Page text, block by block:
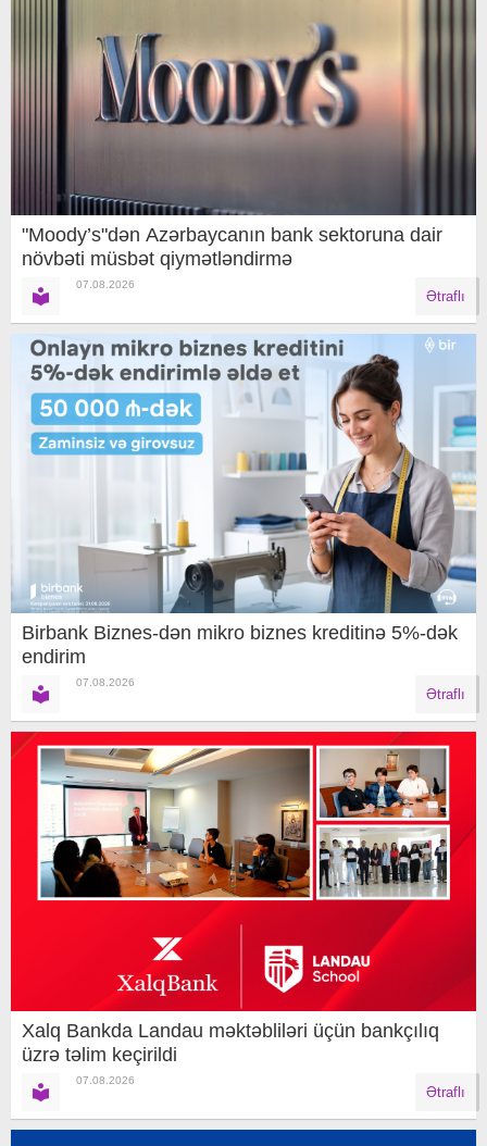
"Moody’s"dən Azərbaycanın bank sektoruna dair
növbəti müsbət qiymətləndirmə
07.08.2026
Ətraflı
Birbank Biznes-dən mikro biznes kreditinə 5%-dək
endirim
07.08.2026
Ətraflı
Xalq Bankda Landau məktəbliləri üçün bankçılıq
üzrə təlim keçirildi
07.08.2026
Ətraflı